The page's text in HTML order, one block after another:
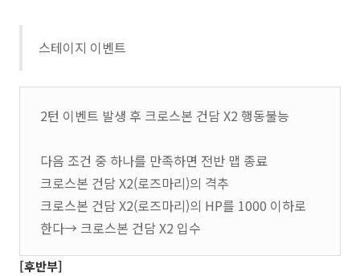
스테이지 이벤트
2턴 이벤트 발생 후 크로스본 건담 X2 행동불능
다음 조건 중 하나를 만족하면 전반 맵 종료
크로스본 건담 X2(로즈마리)의 격추
크로스본 건담 X2(로즈마리)의 HP를 1000 이하로
한다→ 크로스본 건담 X2 입수
[후반부]